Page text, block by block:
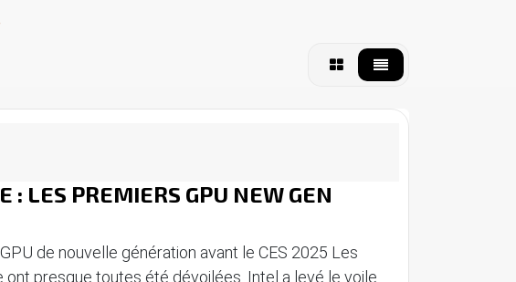
: LES PREMIERS GPU NEW GEN
de nouvelle génération avant le CES 2025 Les
presque toutes été dévoilées. Intel a levé le voile